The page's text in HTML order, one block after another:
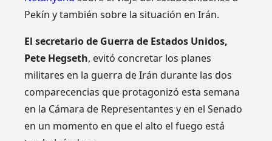
Pekín y también sobre la situación en Irán.
El secretario de Guerra de Estados Unidos,
Pete Hegseth, evitó concretar los planes
militares en la guerra de Irán durante las dos
comparecencias que protagonizó esta semana
en la Cámara de Representantes y en el Senado
en un momento en que el alto el fuego está